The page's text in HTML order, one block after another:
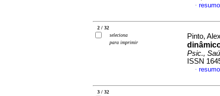
·
2 / 32
seleciona
para imprimir
Pinto,
Psic.,
ISSN
·
3 / 32